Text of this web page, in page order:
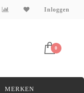
Inloggen
0
MERKEN